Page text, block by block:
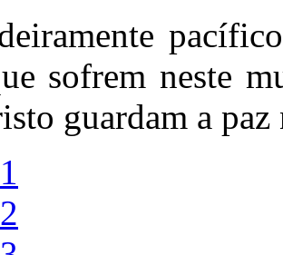
sofrem neste
guardam a